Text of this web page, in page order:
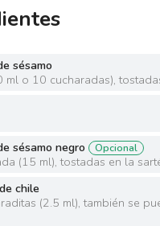
sésamo
ml o 10 cucharadas),
sésamo negro
Opcional
(15 ml),tostadas en la
chile
(2.5 ml),también se